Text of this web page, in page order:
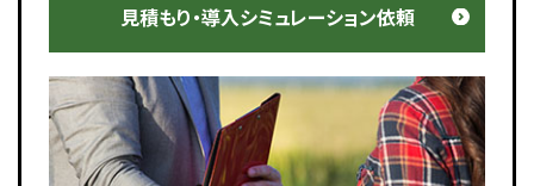
見積もり・導入シミュレーション依頼